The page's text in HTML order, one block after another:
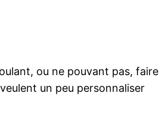
ou ne pouvant pas, faire
un peu personnaliser